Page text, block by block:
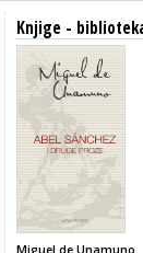
Knjige - biblioteka
Miguel de Unamuno